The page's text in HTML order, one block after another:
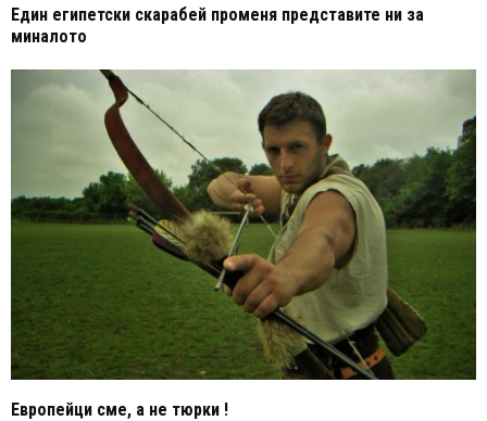
Един египетски скарабей променя представите ни за
миналото
Европейци сме, а не тюрки !